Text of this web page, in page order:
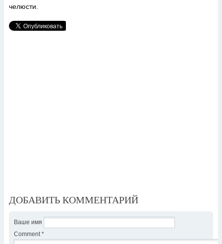
челюсти.
ДОБАВИТЬ КОММЕНТАРИЙ
Ваше имя
Comment *